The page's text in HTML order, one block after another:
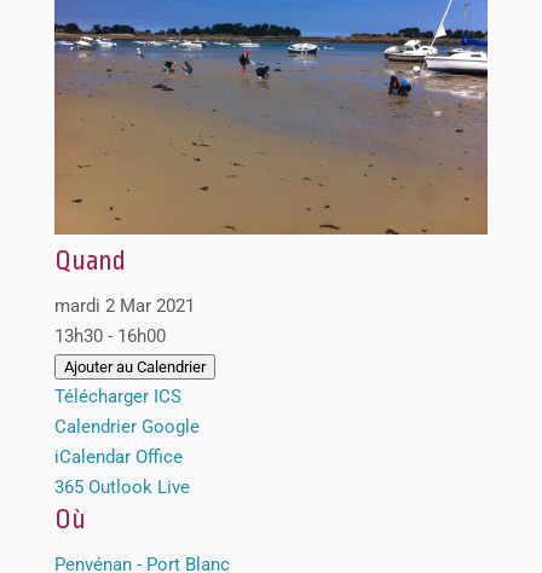
Quand
mardi 2 Mar 2021
13h30 - 16h00
Ajouter au Calendrier
Télécharger ICS
Calendrier Google
iCalendar Office
365 Outlook Live
Où
Penvénan - Port Blanc